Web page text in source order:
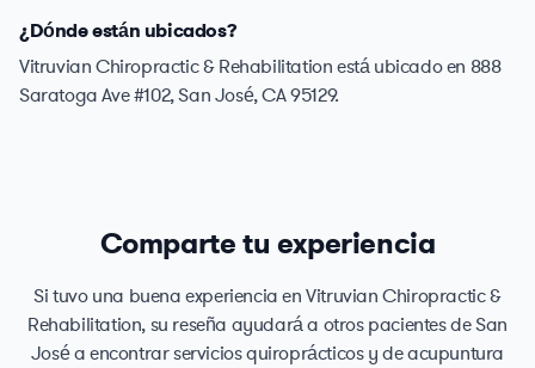
¿Dónde están ubicados?
Vitruvian Chiropractic & Rehabilitation está ubicado en 888
Saratoga Ave #102, San José, CA 95129.
Comparte tu experiencia
Si tuvo una buena experiencia en Vitruvian Chiropractic &
Rehabilitation, su reseña ayudará a otros pacientes de San
José a encontrar servicios quiroprácticos y de acupuntura